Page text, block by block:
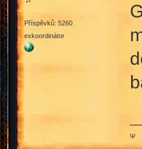
Příspěvků: 5260
exkoordinátor
Ψ